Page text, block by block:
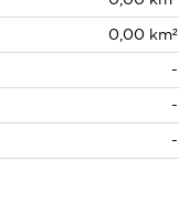
0,00 km²
-
-
-